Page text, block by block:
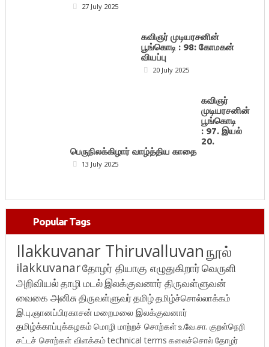
27 July 2025
கவிஞர் முடியரசனின்
பூங்கொடி : 98: கோமகன்
வியப்பு
20 July 2025
கவிஞர்
முடியரசனின்
பூங்கொடி
: 97. இயல்
20.
பெருநிலக்கிழார் வாழ்த்திய காதை
13 July 2025
Popular Tags
Ilakkuvanar Thiruvalluvanநூல்
ilakkuvanarதோழர் தியாகு எழுதுகிறார்வெருளி
அறிவியல்தாழி மடல்இலக்குவனார் திருவள்ளுவன்
வைகை அனிசுதிருவள்ளுவர்தமிழ்தமிழ்ச்சொல்லாக்கம்
இ.பு.ஞானப்பிரகாசன் மறைமலை இலக்குவனார்
தமிழ்க்காப்புக்கழகம் மொழி மாற்றச் சொற்கள்உ.வே.சா. குறள்நெறி
சட்டச் சொற்கள் விளக்கம்technical terms கலைச்சொல்தோழர்